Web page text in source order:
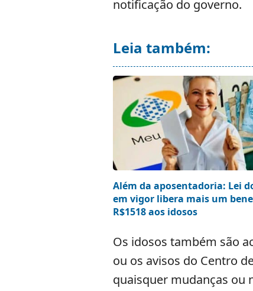
notificação do governo.
Leia também:
Além da aposentadoria: Lei
em vigor libera mais um
R$1518 aos idosos
Os idosos também são
ou os avisos do Centro
quaisquer mudanças ou